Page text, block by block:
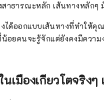
าธารณะหลัก เส้นทางหลักๆ
ได้ออกแบบเส้นทางที่ทำให้คุ
อยคนจะรู้จักแต่ยังคงมีควา
เมืองเกียวโตจริงๆ